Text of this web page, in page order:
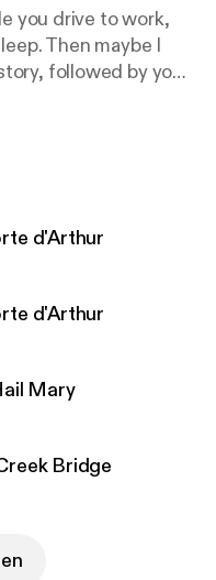
you drive to work,
Then maybe I
followed by you
We all become
cars into a binary
d'Arthur
d'Arthur
Mary
Bridge